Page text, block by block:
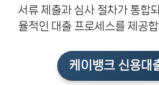
서류 제출과 심사 절차가 통합
율적인 대출 프로세스를 제공
케이뱅크 신용대